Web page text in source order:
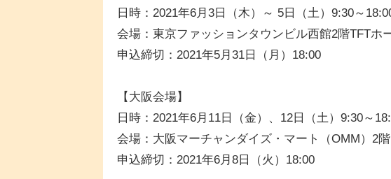
日時：2021年6月3日（木）～ 5日（土）9:30～
会場：東京ファッションタウンビル西館2階TFTホ
申込締切：2021年5月31日（月）18:00
【大阪会場】
日時：2021年6月11日（金）、12日（土）9:30～
会場：大阪マーチャンダイズ・マート（OMM）2
申込締切：2021年6月8日（火）18:00